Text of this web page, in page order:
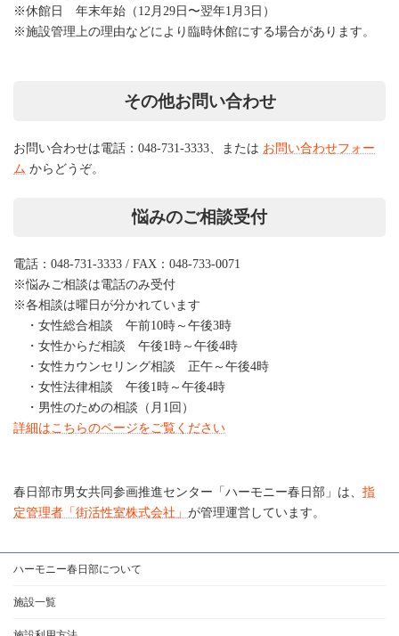
※休館日 年末年始（12月29日〜翌年1月3日）
※施設管理上の理由などにより臨時休館にする場合があります。
その他お問い合わせ
お問い合わせは電話：048-731-3333、または お問い合わせフォー
ム からどうぞ。
悩みのご相談受付
電話：048-731-3333 / FAX：048-733-0071
※悩みご相談は電話のみ受付
※各相談は曜日が分かれています
・女性総合相談 午前10時～午後3時
・女性からだ相談 午後1時～午後4時
・女性カウンセリング相談 正午～午後4時
・女性法律相談 午後1時～午後4時
・男性のための相談（月1回）
詳細はこちらのページをご覧ください
春日部市男女共同参画推進センター「ハーモニー春日部」は、 指
定管理者「街活性室株式会社」 が管理運営しています。
ハーモニー春日部について
施設一覧